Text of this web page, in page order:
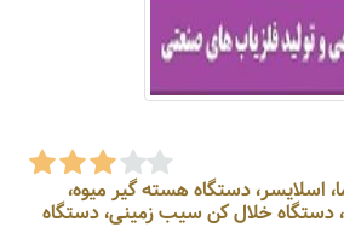
اسلایسر، دستگاه هسته گیر میوه،
خلال کن سیب زمینی، دستگاه